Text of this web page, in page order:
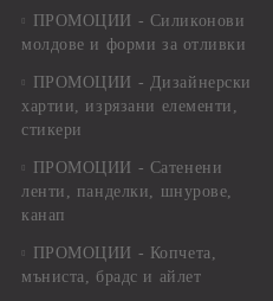
ПРОМОЦИИ - Силиконови
молдове и форми за отливки
ПРОМОЦИИ - Дизайнерски
хартии, изрязани елементи,
стикери
ПРОМОЦИИ - Сатенени
ленти, панделки, шнурове,
канап
ПРОМОЦИИ - Копчета,
мъниста, брадс и айлет